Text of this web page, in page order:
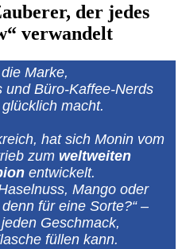
der jedes
verwandelt
Marke,
Büro‑Kaffee‑Nerds
macht.
hat sich Monin vom
zum weltweiten
entwickelt.
Mango oder
für eine Sorte?“ –
Geschmack,
füllen kann.